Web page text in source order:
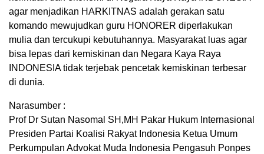
agar menjadikan HARKITNAS adalah gerakan satu
komando mewujudkan guru HONORER diperlakukan
mulia dan tercukupi kebutuhannya. Masyarakat luas agar
bisa lepas dari kemiskinan dan Negara Kaya Raya
INDONESIA tidak terjebak pencetak kemiskinan terbesar
di dunia.
Narasumber :
Prof Dr Sutan Nasomal SH,MH Pakar Hukum Internasional
Presiden Partai Koalisi Rakyat Indonesia Ketua Umum
Perkumpulan Advokat Muda Indonesia Pengasuh Ponpes